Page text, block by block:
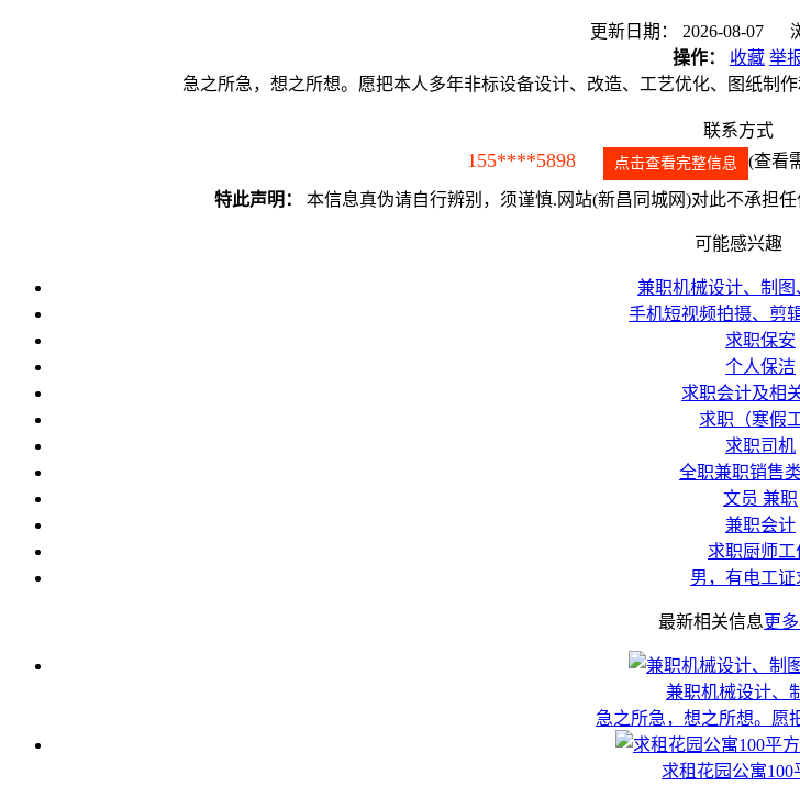
更新日期： 2026-08-07
操作：
收藏 举
急之所急，想之所想。愿把本人多年非标设备设计、改造、工艺优化、图纸制
联系方式
155****5898 点击查看完整信息 (查看
特此声明： 本信息真伪请自行辨别，须谨慎.网站(新昌同城网)对此不承担
可能感兴趣
兼职机械设计、制
手机短视频拍摄、剪
求职保安
个人保洁
求职会计及相
求职（寒假工
求职司机
全职兼职销售
文员 兼职
兼职会计
求职厨师工
男，有电工证
最新相关信息更
兼职机械设计、
急之所急，想之所想。愿
求租花园公寓100